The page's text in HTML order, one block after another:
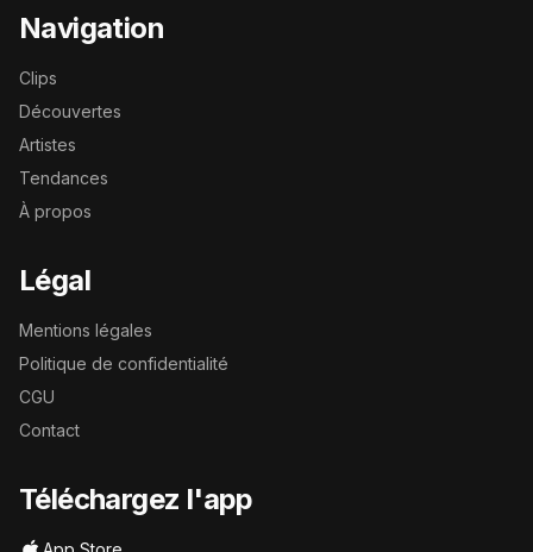
Navigation
Clips
Découvertes
Artistes
Tendances
À propos
Légal
Mentions légales
Politique de confidentialité
CGU
Contact
Téléchargez l'app